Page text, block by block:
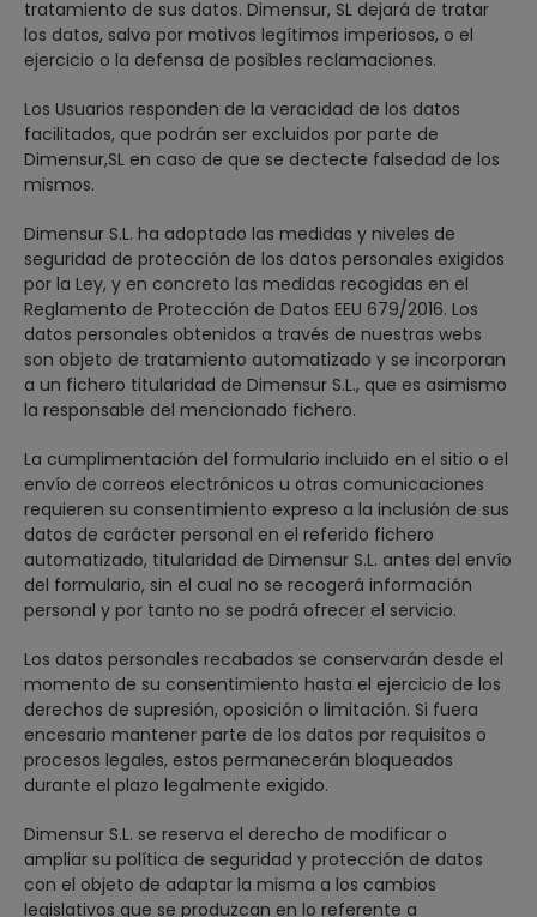
tratamiento de sus datos. Dimensur, SL dejará de tratar
los datos, salvo por motivos legítimos imperiosos, o el
ejercicio o la defensa de posibles reclamaciones.
Los Usuarios responden de la veracidad de los datos
facilitados, que podrán ser excluidos por parte de
Dimensur,SL en caso de que se dectecte falsedad de los
mismos.
Dimensur S.L. ha adoptado las medidas y niveles de
seguridad de protección de los datos personales exigidos
por la Ley, y en concreto las medidas recogidas en el
Reglamento de Protección de Datos EEU 679/2016. Los
datos personales obtenidos a través de nuestras webs
son objeto de tratamiento automatizado y se incorporan
a un fichero titularidad de Dimensur S.L., que es asimismo
la responsable del mencionado fichero.
La cumplimentación del formulario incluido en el sitio o el
envío de correos electrónicos u otras comunicaciones
requieren su consentimiento expreso a la inclusión de sus
datos de carácter personal en el referido fichero
automatizado, titularidad de Dimensur S.L. antes del envío
del formulario, sin el cual no se recogerá información
personal y por tanto no se podrá ofrecer el servicio.
Los datos personales recabados se conservarán desde el
momento de su consentimiento hasta el ejercicio de los
derechos de supresión, oposición o limitación. Si fuera
encesario mantener parte de los datos por requisitos o
procesos legales, estos permanecerán bloqueados
durante el plazo legalmente exigido.
Dimensur S.L. se reserva el derecho de modificar o
ampliar su política de seguridad y protección de datos
con el objeto de adaptar la misma a los cambios
legislativos que se produzcan en lo referente a